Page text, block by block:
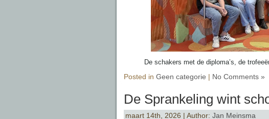
De schakers met de diploma’s, de
Posted in Geen categorie | No Comments »
De Sprankeling wint
maart 14th, 2026 | Author: Jan Meinsma